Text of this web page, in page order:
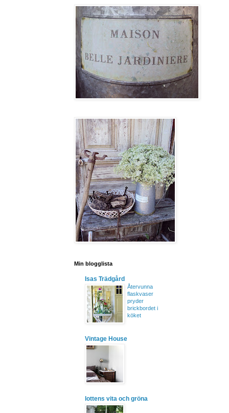
Min blogglista
Isas Trädgård
Återvunna
flaskvaser
pryder
brickbordet i
köket
Vintage House
lottens vita och gröna